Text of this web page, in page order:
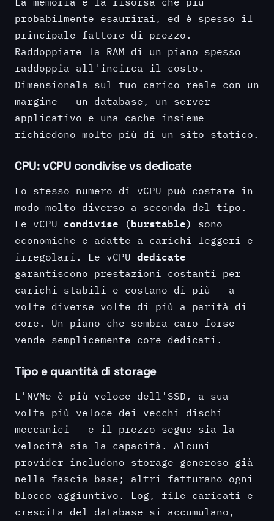
probabilmente esaurirai, ed è spesso il
principale fattore di prezzo.
Raddoppiare la RAM di un piano spesso
raddoppia all'incirca il costo.
Dimensionala sul tuo carico reale con un
margine - un database, un server
applicativo e una cache insieme
richiedono molto più di un sito statico.
CPU: vCPU condivise vs dedicate
Lo stesso numero di vCPU può costare in
modo molto diverso a seconda del tipo.
Le vCPU condivise (burstable)
sono
economiche e adatte a carichi leggeri e
irregolari. Le vCPU dedicate
garantiscono prestazioni costanti per
carichi stabili e costano di più - a
volte diverse volte di più a parità di
core. Un piano che sembra caro forse
vende semplicemente core dedicati.
Tipo e quantità di storage
L'NVMe è più veloce dell'SSD, a sua
volta più veloce dei vecchi dischi
meccanici - e il prezzo segue sia la
velocità sia la capacità. Alcuni
provider includono storage generoso già
nella fascia base; altri fatturano ogni
blocco aggiuntivo. Log, file caricati e
crescita del database si accumulano,